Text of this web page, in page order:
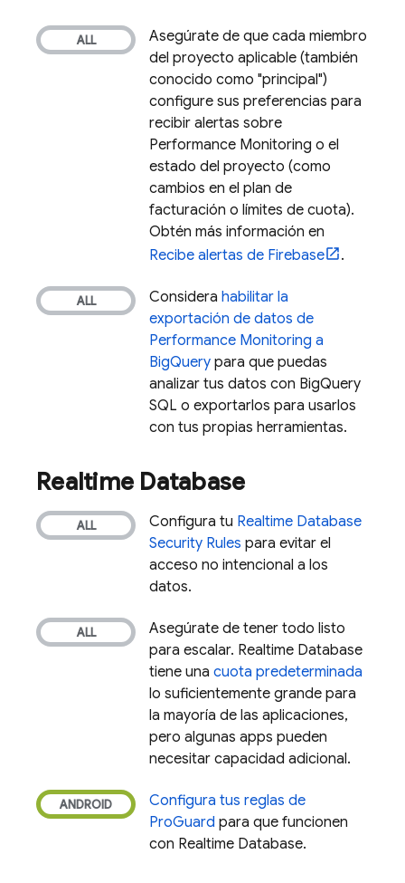
Asegúrate de que cada miembro
del proyecto aplicable (también
conocido como "principal")
configure sus preferencias para
recibir alertas sobre
Performance Monitoring o el
estado del proyecto (como
cambios en el plan de
facturación o límites de cuota).
Obtén más información en
Recibe alertas de Firebase
.
Considera habilitar la
exportación de datos de
Performance Monitoring a
BigQuery para que puedas
analizar tus datos con BigQuery
SQL o exportarlos para usarlos
con tus propias herramientas.
Realtime Database
Configura tu Realtime Database
Security Rules para evitar el
acceso no intencional a los
datos.
Asegúrate de tener todo listo
para escalar. Realtime Database
tiene una cuota predeterminada
lo suficientemente grande para
la mayoría de las aplicaciones,
pero algunas apps pueden
necesitar capacidad adicional.
Configura tus reglas de
ProGuard para que funcionen
con Realtime Database.